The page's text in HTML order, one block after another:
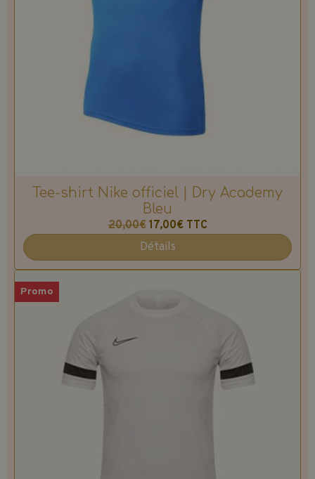
Tee-shirt Nike officiel | Dry Academy
Bleu
20,00€ 17,00€ TTC
Détails
Promo